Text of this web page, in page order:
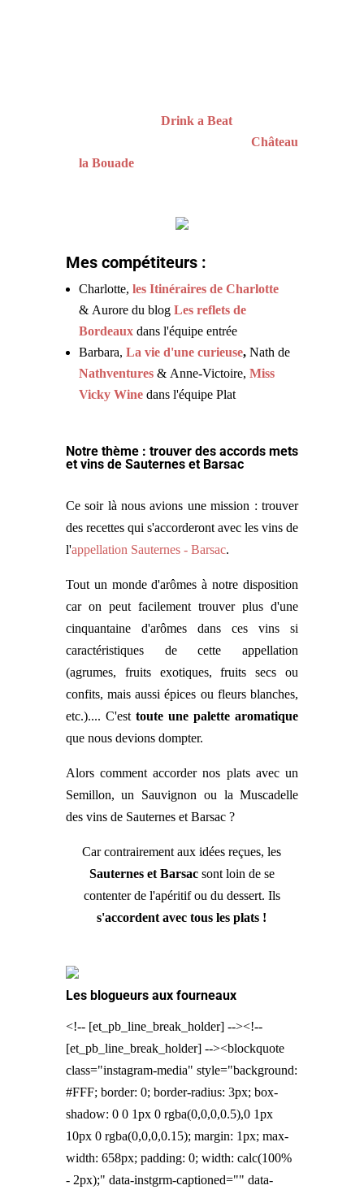
Drink a Beat
duChâteau
la Bouade
Mes compétiteurs :
Charlotte, les Itinéraires de Charlotte
& Aurore du blog Les reflets de
Bordeaux dans l'équipe entrée
Barbara, La vie d'une curieuse, Nath de
Nathventures & Anne-Victoire, Miss
Vicky Wine dans l'équipe Plat
Notre thème : trouver des accords mets
et vins de Sauternes et Barsac
Ce soir là nous avions une mission : trouver
des recettes qui s'accorderont avec les vins de
l'appellation Sauternes - Barsac.
Tout un monde d'arômes à notre disposition
car on peut facilement trouver plus d'une
cinquantaine d'arômes dans ces vins si
caractéristiques de cette appellation
(agrumes, fruits exotiques, fruits secs ou
confits, mais aussi épices ou fleurs blanches,
etc.).... C'est toute une palette aromatique
que nous devions dompter.
Alors comment accorder nos plats avec un
Semillon, un Sauvignon ou la Muscadelle
des vins de Sauternes et Barsac ?
Car contrairement aux idées reçues, les
Sauternes et Barsacsont loin de se
contenter de l'apéritif ou du dessert. Ils
s'accordent avec tous les plats !
Les blogueurs aux fourneaux
<!-- [et_pb_line_break_holder] --><!--
[et_pb_line_break_holder] --><blockquote
class="instagram-media" style="background:
#FFF; border: 0; border-radius: 3px; box-
shadow: 0 0 1px 0 rgba(0,0,0,0.5),0 1px
10px 0 rgba(0,0,0,0.15); margin: 1px; max-
width: 658px; padding: 0; width: calc(100%
- 2px);" data-instgrm-captioned="" data-